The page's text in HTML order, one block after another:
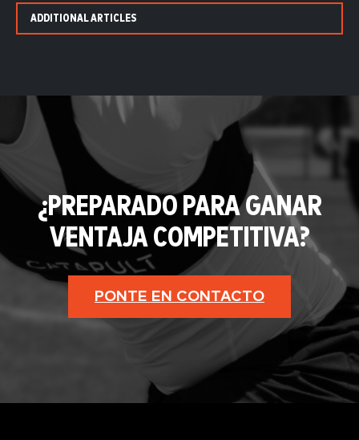
ADDITIONAL ARTICLES
¿PREPARADO PARA GANAR
VENTAJA COMPETITIVA?
PONTE EN CONTACTO